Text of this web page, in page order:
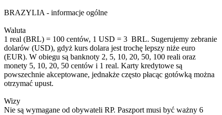
BRAZYLIA - informacje ogólne
Waluta
1 real (BRL) = 100 centów, 1 USD = 3 BRL. Sugerujemy zebranie
dolarów (USD), gdyż kurs dolara jest trochę lepszy niże euro
(EUR). W obiegu są banknoty 2, 5, 10, 20, 50, 100 reali oraz
monety 5, 10, 20, 50 centów i 1 real. Karty kredytowe są
powszechnie akceptowane, jednakże często płacąc gotówką można
otrzymać upust.
Wizy
Nie są wymagane od obywateli RP. Paszport musi być ważny 6